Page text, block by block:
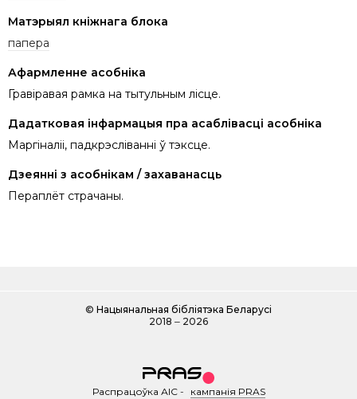
Матэрыял кніжнага блока
папера
Афармленне асобніка
Гравіравая рамка на тытульным лісце.
Дадатковая інфармацыя пра асаблівасці асобніка
Маргіналii, падкрэсліваннi ў тэксце.
Дзеянні з асобнікам / захаванасць
Пераплёт страчаны.
© Нацыянальная бібліятэка Беларусі
2018 ‒ 2026
Распрацоўка АІС- кампанія PRAS